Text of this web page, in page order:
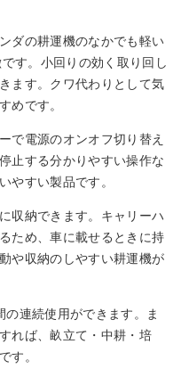
ダの耕運機のなかでも軽い
す。小回りの効く取り回し
ます。クワ代わりとして気
めです。
で電源のオンオフ切り替え
止する分かりやすい操作な
やすい製品です。
収納できます。キャリーハ
ため、車に載せるときに持
や収納のしやすい耕運機が
連続使用ができます。ま
れば、畝立て・中耕・培
す。